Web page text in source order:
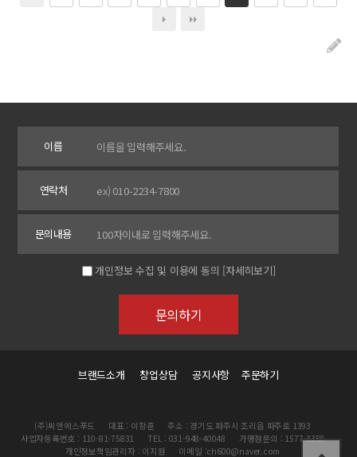
이름
연락처
문의내용
개인정보 수집 및 이용에 동의 [자세히보기]
브랜드소개 창업상담 공지사항 주문하기
(주)씨앤에스푸드 대표 : 이창훈
주소 : 경기도 파주시 조리읍 파주로 1393
사업자등록번호 : 110-81-75831
TEL : 031-948-40048
가맹점문의 : 1577-3358
개인정보책임관리자 : 이지원
이메일 :ch600@naver.com